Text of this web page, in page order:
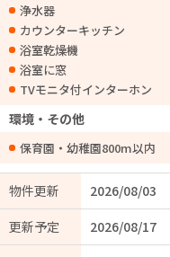
浄水器
カウンターキッチン
浴室乾燥機
浴室に窓
TVモニタ付インターホン
環境・その他
保育園・幼稚園800m以内
物件更新
2026/08/03
更新予定
2026/08/17